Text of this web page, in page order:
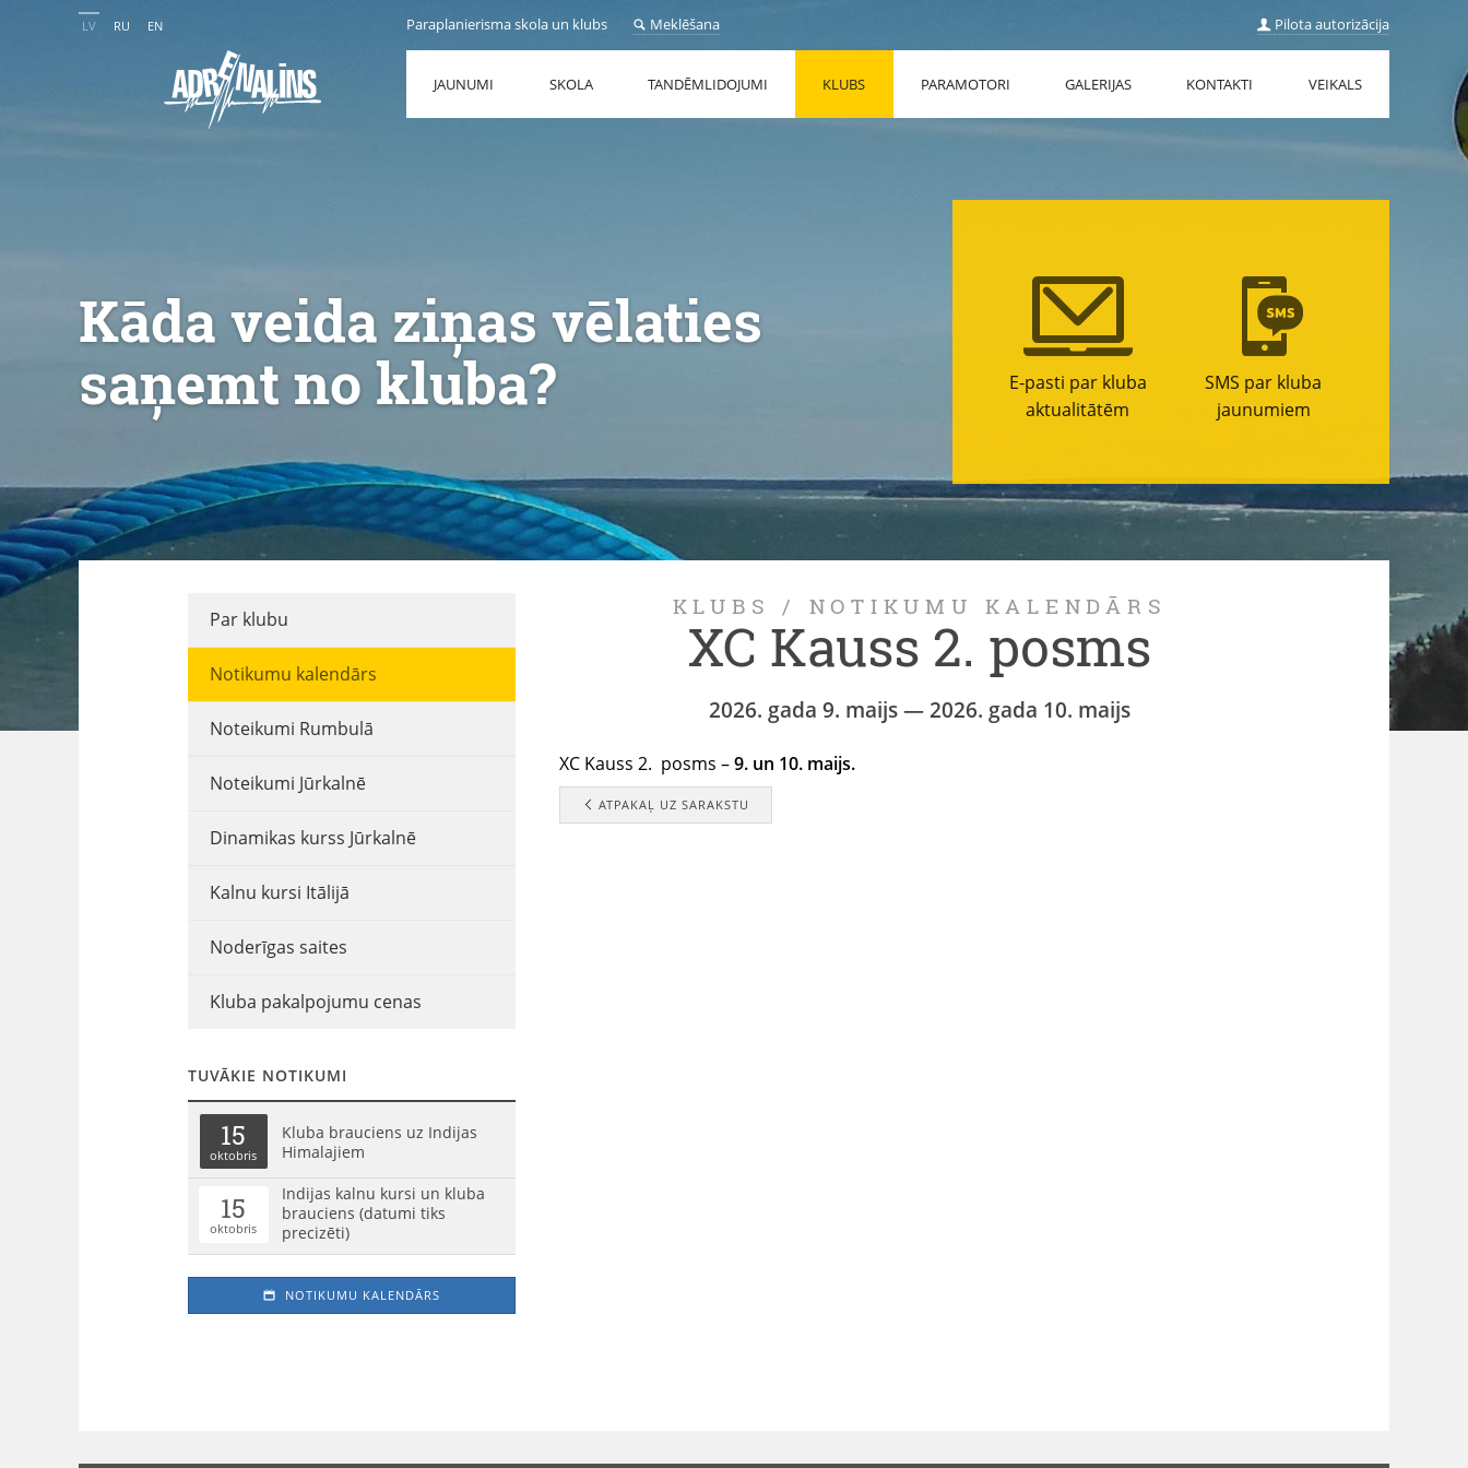
LV RU EN Paraplanierisma skola un klubs Meklēšana Pilota autorizācija
JAUNUMI SKOLA TANDĒMLIDOJUMI KLUBS PARAMOTORI GALERIJAS KONTAKTI VEIKALS
Kāda veida ziņas vēlaties
saņemt no kluba?
E-pasti par kluba
aktualitātēm
SMS par kluba
jaunumiem
Par klubu
Notikumu kalendārs
Noteikumi Rumbulā
Noteikumi Jūrkalnē
Dinamikas kurss Jūrkalnē
Kalnu kursi Itālijā
Noderīgas saites
Kluba pakalpojumu cenas
TUVĀKIE NOTIKUMI
15
oktobris
Kluba brauciens uz Indijas
Himalajiem
15
oktobris
Indijas kalnu kursi un kluba
brauciens (datumi tiks
precizēti)
NOTIKUMU KALENDĀRS
KLUBS / NOTIKUMU KALENDĀRS
XC Kauss 2. posms
2026. gada 9. maijs — 2026. gada 10. maijs
XC Kauss 2. posms –9. un 10. maijs.
ATPAKAĻ UZ SARAKSTU